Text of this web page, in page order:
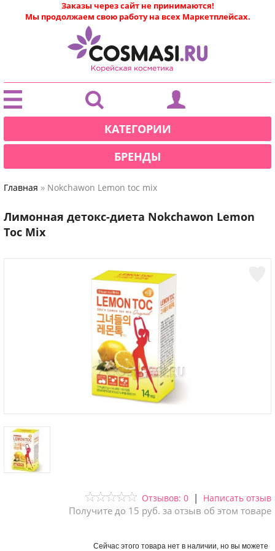
|
Заказы через сайт не принимаются!
Мы продолжаем свою работу на всех Маркетплейсах.
КАТЕГОРИИ
БРЕНДЫ
Главная » Nokchawon Lemon toc mix
Лимонная детокс-диета Nokchawon Lemon
Toc Mix
Отзывов: 0 | Написать отзыв
Получите до 15 руб. за отзыв об этом товаре
Сейчас этого товара нет в наличии, но вы можете